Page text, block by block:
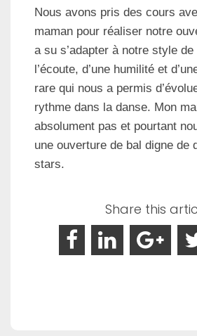
Nous avons pris des cours
maman pour réaliser notre
a su s’adapter à notre style
l’écoute, d’une humilité et
rare qui nous a permis
rythme dans la danse. Mon
absolument pas et pourtant
une ouverture de bal digne de
stars.
Share this